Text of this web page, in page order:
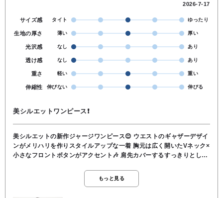
2026-7-17
サイズ感 タイト ゆったり
生地の厚さ 薄い 厚い
光沢感 なし あり
透け感 なし あり
重さ 軽い 重い
伸縮性 伸びない 伸びる
美シルエットワンピース❗
美シルエットの新作ジャージワンピース😊 ウエストのギャザーデザイ
ンがメリハリを作りスタイルアップな一着 胸元は広く開いたVネック×
小さなフロントボタンがアクセント🎶 肩先カバーするすっきりとした
でウエスト周りがあまり伸びないのでタイトな印象のフィット&フレ
アシルエット ふくらはぎくらいの長すぎない着丈👍 ジャージ素材のシ
もっと見る